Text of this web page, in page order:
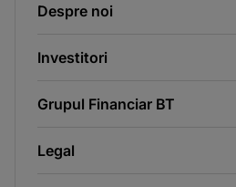
Despre noi
Investitori
Grupul Financiar BT
Legal